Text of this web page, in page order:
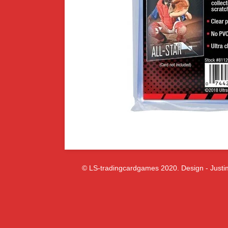
© LS-tradingcardgames 2020. Design - Justin.